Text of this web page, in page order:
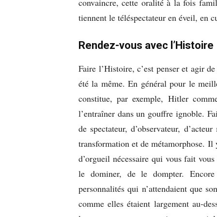
convaincre, cette oralité à la fois
tiennent le téléspectateur en éveil, en
Rendez-vous avec l’Histoire
Faire l’Histoire, c’est penser et agir
été la même. En général pour le
constitue, par exemple, Hitler
l’entraîner dans un gouffre ignoble.
de spectateur, d’observateur,
transformation et de métamorphose. Il
d’orgueil nécessaire qui vous fait
le dominer, de le dompter.
personnalités qui n’attendaient que
comme elles étaient largement au-